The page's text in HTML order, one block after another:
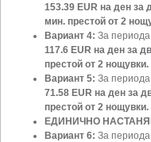
153.39 EUR на ден за
мин. престой от 2
Вариант 4: За
117.6 EUR на ден за
престой от 2 нощувки.
Вариант 5: За периода
71.58 EUR на ден за
престой от 2 нощувки.
ЕДИНИЧНО
Вариант 6: За